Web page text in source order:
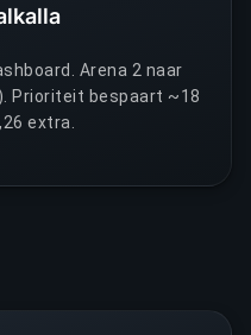
Arena 2 naar
Prioriteit bespaart ~18
extra.